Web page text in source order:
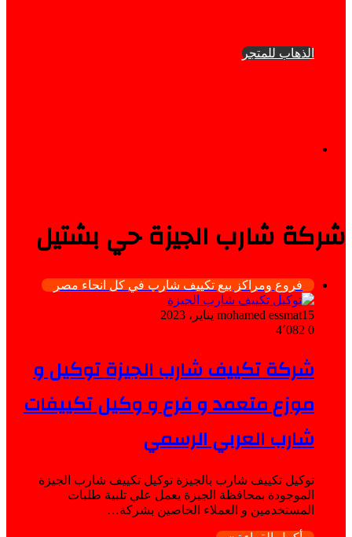
سلة
الذهاب للمتجر
شركة شارب الجيزة حي بشتيل
فروع ومراكز بيع تكييف شارب في كل انحاء مصر
mohamed essmat15 يناير، 2023
0
شركة تكييف شارب الجيزة توكيل و
موزع متعمد و فرع و وكيل تكييفات
شارب العربي الرسمي
توكيل تكييف شارب بالجيزة توكيل تكييف شارب الجيزة
الموجودة بمحافظة الجيزة يعمل علي تلبية طلبات
المستخدمين و العملاء الخاصين بشركة…